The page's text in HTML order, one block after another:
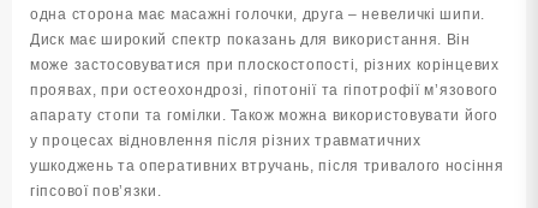
одна сторона має масажні голочки, друга – невеличкі шипи.
Диск має широкий спектр показань для використання. Він
може застосовуватися при плоскостопості, різних корінцевих
проявах, при остеохондрозі, гіпотонії та гіпотрофії м’язового
апарату стопи та гомілки. Також можна використовувати його
у процесах відновлення після різних травматичних
ушкоджень та оперативних втручань, після тривалого носіння
гіпсової пов’язки.